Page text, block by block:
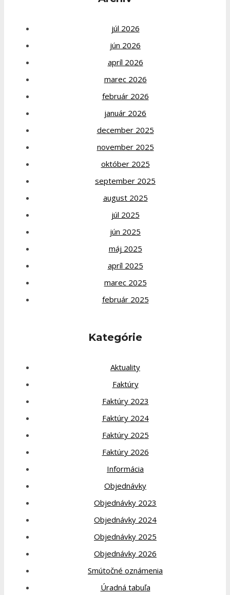
júl 2026
jún 2026
apríl 2026
marec 2026
február 2026
január 2026
december 2025
november 2025
október 2025
september 2025
august 2025
júl 2025
jún 2025
máj 2025
apríl 2025
marec 2025
február 2025
Kategórie
Aktuality
Faktúry
Faktúry 2023
Faktúry 2024
Faktúry 2025
Faktúry 2026
Informácia
Objednávky
Objednávky 2023
Objednávky 2024
Objednávky 2025
Objednávky 2026
Smútočné oznámenia
Úradná tabuľa